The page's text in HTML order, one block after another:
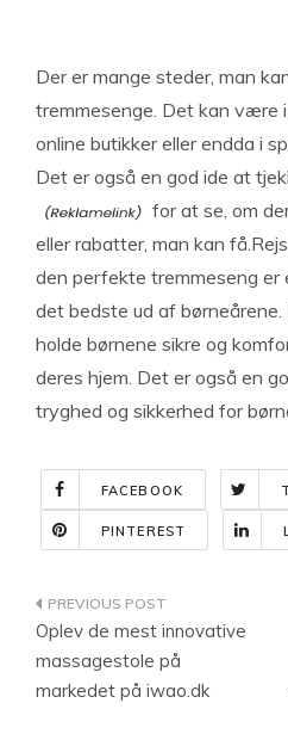
Der er mange steder, man
tremmesenge. Det kan være
online butikker eller endda i
Det er også en god ide at
for at se, om
eller rabatter, man kan
den perfekte tremmeseng
det bedste ud af
holde børnene sikre og
deres hjem. Det er også en
tryghed og sikkerhed for
FACEBOOK
PINTEREST
Indlægsnavigation
Oplev de mest innovative
massagestole på
markedet på iwao.dk